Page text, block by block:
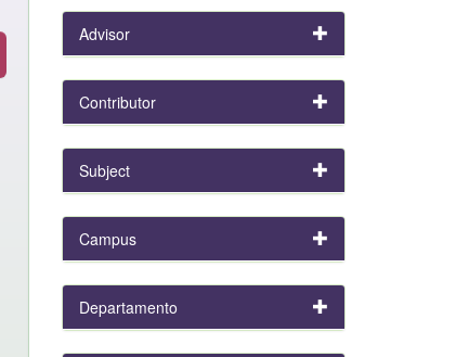
Advisor
Contributor
Subject
Campus
Departamento